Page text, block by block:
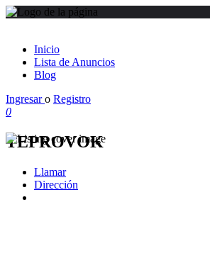
Inicio
Lista de Anuncios
Blog
Ingresaro Registro
0
TEPROVOK
Llamar
Dirección